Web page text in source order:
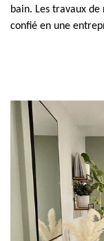
bain. Les travaux
confié en une